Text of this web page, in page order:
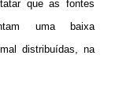
que as fontes
uma baixa
distribuídas, na